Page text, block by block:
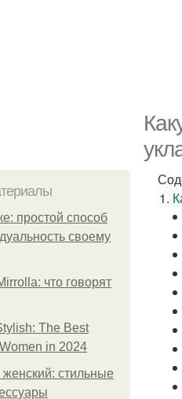
простой способ
своему
что говорят
The Best
in 2024
стильные